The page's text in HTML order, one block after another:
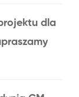
dla